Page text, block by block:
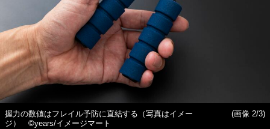
握力の数値はフレイル予防に直結する（写真はイメー
ジ） ©years/イメージマート
(画像 2/3)